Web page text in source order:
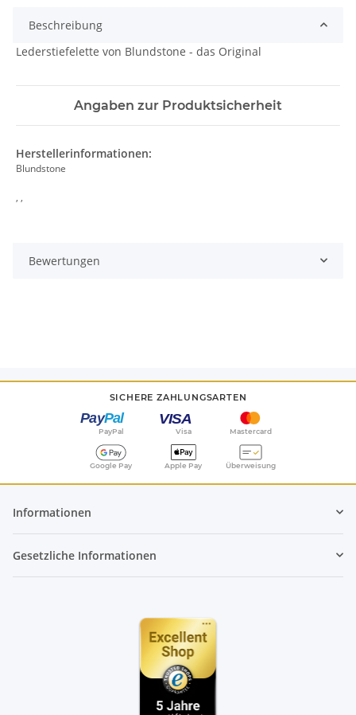
Beschreibung
Lederstiefelette von Blundstone - das Original
Angaben zur Produktsicherheit
Herstellerinformationen:
Blundstone
, ,
Bewertungen
SICHERE ZAHLUNGSARTEN
PayPal Visa Mastercard
Google Pay Apple Pay Überweisung
Informationen
Gesetzliche Informationen